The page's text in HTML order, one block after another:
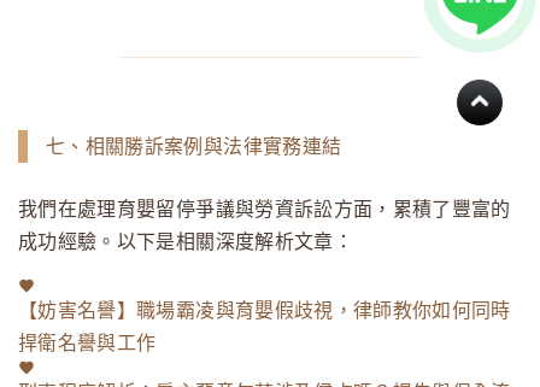
七、相關勝訴案例與法律實務連結
我們在處理育嬰留停爭議與勞資訴訟方面，累積了豐富的
成功經驗。以下是相關深度解析文章：
【妨害名譽】職場霸凌與育嬰假歧視，律師教你如何同時
捍衛名譽與工作